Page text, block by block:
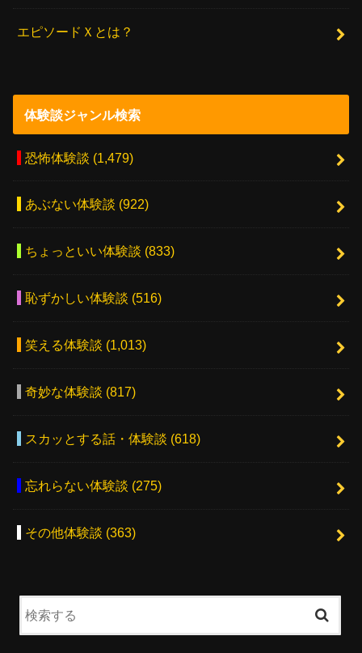
エピソードＸとは？
体験談ジャンル検索
恐怖体験談 (1,479)
あぶない体験談 (922)
ちょっといい体験談 (833)
恥ずかしい体験談 (516)
笑える体験談 (1,013)
奇妙な体験談 (817)
スカッとする話・体験談 (618)
忘れらない体験談 (275)
その他体験談 (363)